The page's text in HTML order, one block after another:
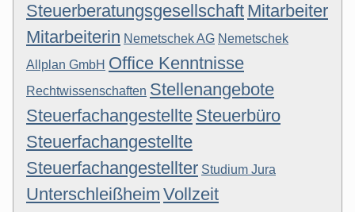
Steuerberatungsgesellschaft Mitarbeiter
Mitarbeiterin Nemetschek AG Nemetschek
Allplan GmbH Office Kenntnisse
Rechtwissenschaften Stellenangebote
Steuerfachangestellte Steuerbüro
Steuerfachangestellte
Steuerfachangestellter Studium Jura
Unterschleißheim Vollzeit